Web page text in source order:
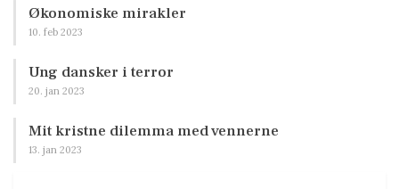
Økonomiske mirakler
10. feb 2023
Ung dansker i terror
20. jan 2023
Mit kristne dilemma med vennerne
13. jan 2023